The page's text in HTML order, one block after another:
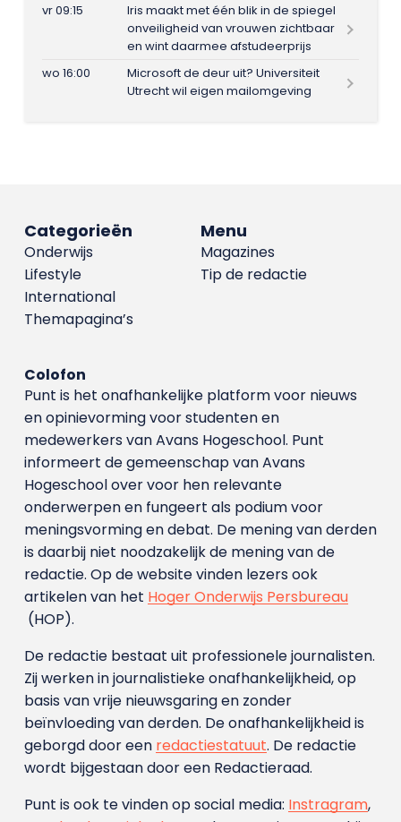
vr 09:15
Iris maakt met één blik in de spiegel
onveiligheid van vrouwen zichtbaar
en wint daarmee afstudeerprijs
wo 16:00
Microsoft de deur uit? Universiteit
Utrecht wil eigen mailomgeving
Menu
Magazines
Tip de redactie
Categorieën
Onderwijs
Lifestyle
International
Themapagina’s
Colofon
Punt is het onafhankelijke platform voor nieuws
en opinievorming voor studenten en
medewerkers van Avans Hoge­school. Punt
informeert de gemeenschap van Avans
Hogeschool over voor hen relevante
onderwerpen en fungeert als podium voor
meningsvorming en debat. De mening van derden
is daarbij niet noodzakelijk de mening van de
redactie. Op de website vinden lezers ook
artikelen van het Hoger Onderwijs Persbureau
(HOP).
De redactie bestaat uit professionele journalisten.
Zij werken in journalistieke onafhankelijkheid, op
basis van vrije nieuwsgaring en zonder
beïnvloeding van derden. De onafhankelijkheid is
geborgd door een redactiestatuut. De redactie
wordt bijgestaan door een Redactieraad.
Punt is ook te vinden op social media: Instragram,